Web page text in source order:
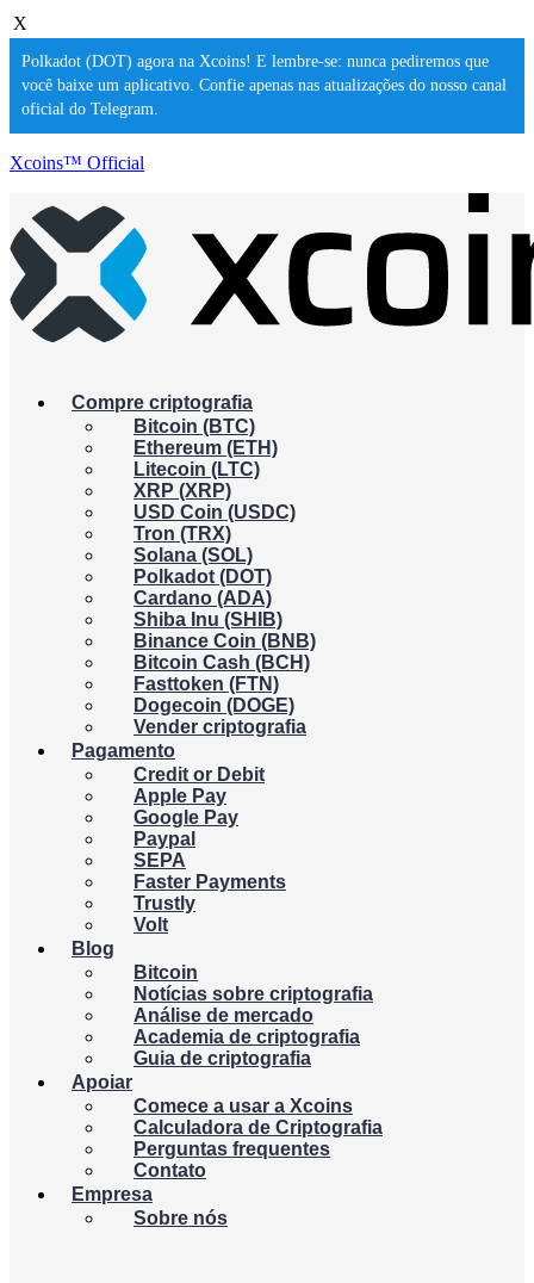
X
Polkadot (DOT) agora na Xcoins! E lembre-se: nunca pediremos que
você baixe um aplicativo. Confie apenas nas atualizações do nosso canal
oficial do Telegram.
Xcoins™ Official
Compre criptografia
Bitcoin (BTC)
Ethereum (ETH)
Litecoin (LTC)
XRP (XRP)
USD Coin (USDC)
Tron (TRX)
Solana (SOL)
Polkadot (DOT)
Cardano (ADA)
Shiba Inu (SHIB)
Binance Coin (BNB)
Bitcoin Cash (BCH)
Fasttoken (FTN)
Dogecoin (DOGE)
Vender criptografia
Pagamento
Credit or Debit
Apple Pay
Google Pay
Paypal
SEPA
Faster Payments
Trustly
Volt
Blog
Bitcoin
Notícias sobre criptografia
Análise de mercado
Academia de criptografia
Guia de criptografia
Apoiar
Comece a usar a Xcoins
Calculadora de Criptografia
Perguntas frequentes
Contato
Empresa
Sobre nós